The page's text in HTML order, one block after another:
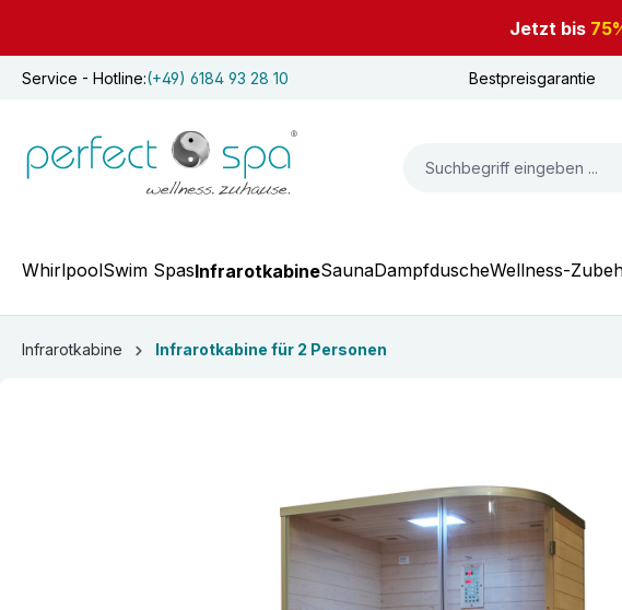
Jetzt bis
Service - Hotline:(+49) 6184 93 28 10 Bestpreisgarantie
WhirlpoolSwim SpasInfrarotkabineSaunaDampfduscheWellness-
Infrarotkabine Infrarotkabine für 2 Personen